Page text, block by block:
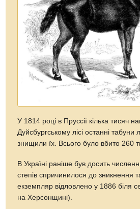
У 1814 році в Пруссії кілька тисяч
Дуйсбургському лісі останні табуни
знищили їх. Всього було вбито 260
В Україні раніше був досить
степів спричинилося до зникнення
екземпляр відловлено у 1886 біля
на Херсонщині).